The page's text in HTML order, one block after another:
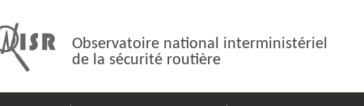
Observatoire national interministériel
de la sécurité routière